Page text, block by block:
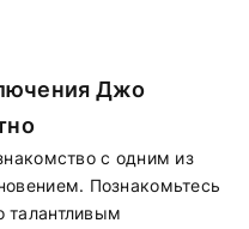
Джо
с одним из
Познакомьтесь
талантливым